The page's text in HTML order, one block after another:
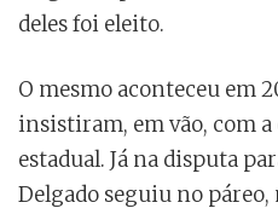
deles foi eleito.
O mesmo aconteceu em
insistiram, em vão, com a
estadual. Já na disputa
Delgado seguiu no páreo,